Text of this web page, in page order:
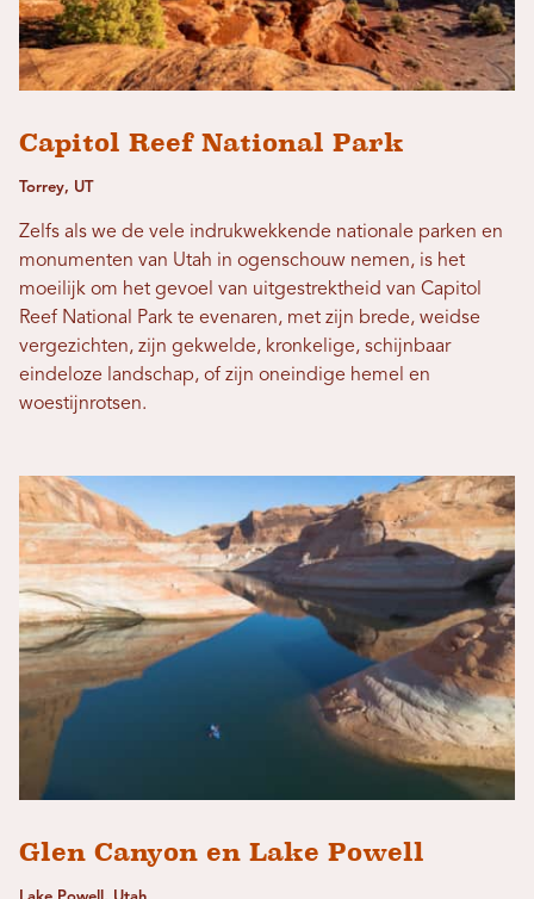
Capitol Reef National Park
Torrey, UT
Zelfs als we de vele indrukwekkende nationale parken en
monumenten van Utah in ogenschouw nemen, is het
moeilijk om het gevoel van uitgestrektheid van Capitol
Reef National Park te evenaren, met zijn brede, weidse
vergezichten, zijn gekwelde, kronkelige, schijnbaar
eindeloze landschap, of zijn oneindige hemel en
woestijnrotsen.
Glen Canyon en Lake Powell